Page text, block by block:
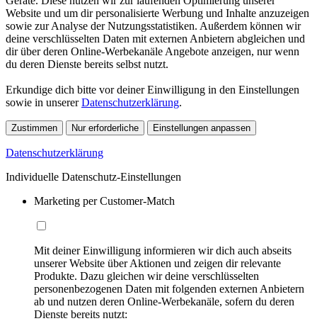
Website und um dir personalisierte Werbung und Inhalte anzuzeigen
sowie zur Analyse der Nutzungsstatistiken. Außerdem können wir
deine verschlüsselten Daten mit externen Anbietern abgleichen und
dir über deren Online-Werbekanäle Angebote anzeigen, nur wenn
du deren Dienste bereits selbst nutzt.
Erkundige dich bitte vor deiner Einwilligung in den Einstellungen
sowie in unsererDatenschutzerklärung.
Zustimmen Nur erforderliche Einstellungen anpassen
Datenschutzerklärung
Individuelle Datenschutz-Einstellungen
Marketing per Customer-Match
Mit deiner Einwilligung informieren wir dich auch abseits
unserer Website über Aktionen und zeigen dir relevante
Produkte. Dazu gleichen wir deine verschlüsselten
personenbezogenen Daten mit folgenden externen Anbietern
ab und nutzen deren Online-Werbekanäle, sofern du deren
Dienste bereits nutzt: